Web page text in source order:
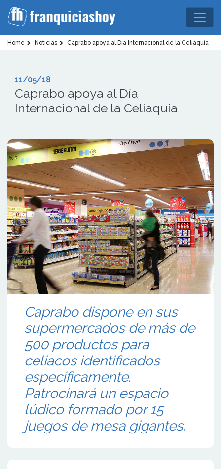
Home Noticias Caprabo apoya al Día Internacional de la Celiaquía
11/05/18
Caprabo apoya al Día
Internacional de la Celiaquía
Caprabo dispone en sus
supermercados de más de
500 productos para
celiacos identificados
específicamente.
Patrocinará un espacio
lúdico formado por 15
juegos de mesa gigantes.